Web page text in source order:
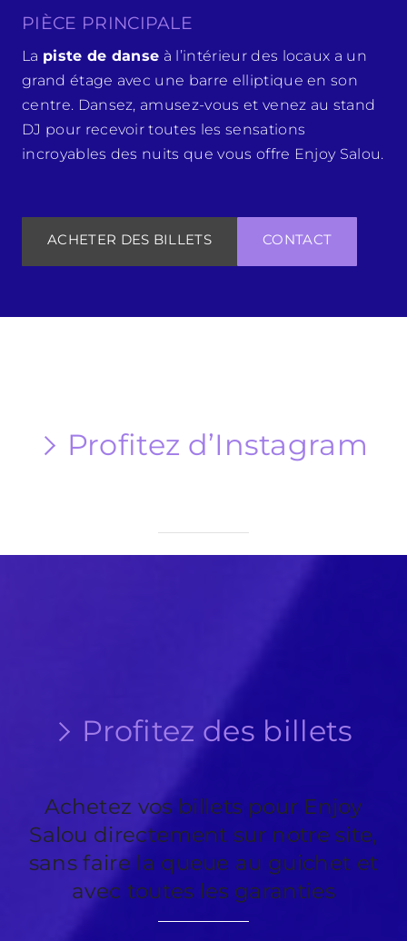
PIÈCE PRINCIPALE
La piste de danse à l’intérieur des locaux a un
grand étage avec une barre elliptique en son
centre. Dansez, amusez-vous et venez au stand
DJ pour recevoir toutes les sensations
incroyables des nuits que vous offre Enjoy Salou.
ACHETER DES BILLETS CONTACT
Profitez d’Instagram
Profitez des billets
Achetez vos billets pour Enjoy
Salou directement sur notre site,
sans faire la queue au guichet et
avec toutes les garanties